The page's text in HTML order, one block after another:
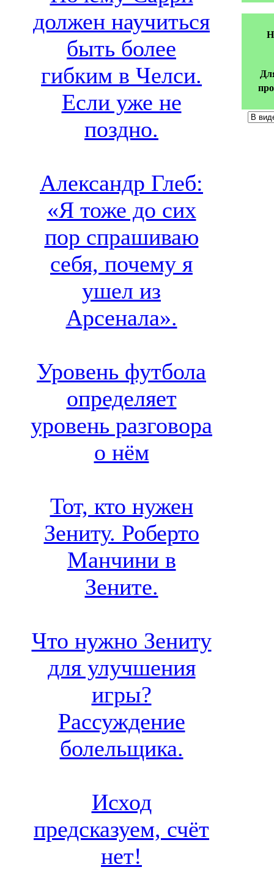
должен научиться
быть более
гибким в Челси.
Если уже не
поздно.
Александр Глеб:
«Я тоже до сих
пор спрашиваю
себя, почему я
ушел из
Арсенала».
Уровень футбола
определяет
уровень разговора
о нём
Тот, кто нужен
Зениту. Роберто
Манчини в
Зените.
Что нужно Зениту
для улучшения
игры?
Рассуждение
болельщика.
Исход
предсказуем, счёт
нет!